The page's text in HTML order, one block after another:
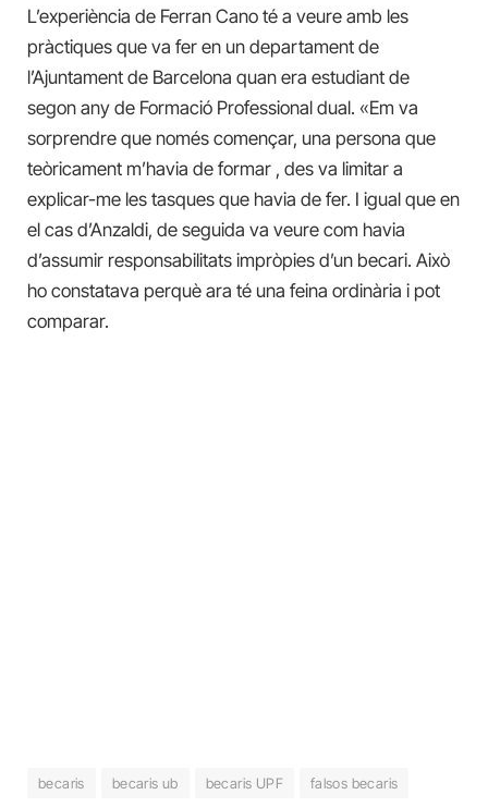
L’experiència de Ferran Cano té a veure amb les
pràctiques que va fer en un departament de
l’Ajuntament de Barcelona quan era estudiant de
segon any de Formació Professional dual. «Em va
sorprendre que només començar, una persona que
teòricament m’havia de formar , des va limitar a
explicar-me les tasques que havia de fer. I igual que en
el cas d’Anzaldi, de seguida va veure com havia
d’assumir responsabilitats impròpies d’un becari. Això
ho constatava perquè ara té una feina ordinària i pot
comparar.
becaris becaris ub becaris UPF falsos becaris